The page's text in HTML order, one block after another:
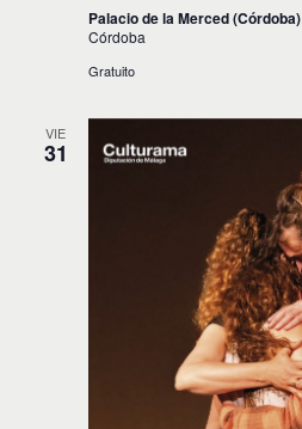
Palacio de la Merced (Córdoba)
Córdoba
Gratuito
VIE
31